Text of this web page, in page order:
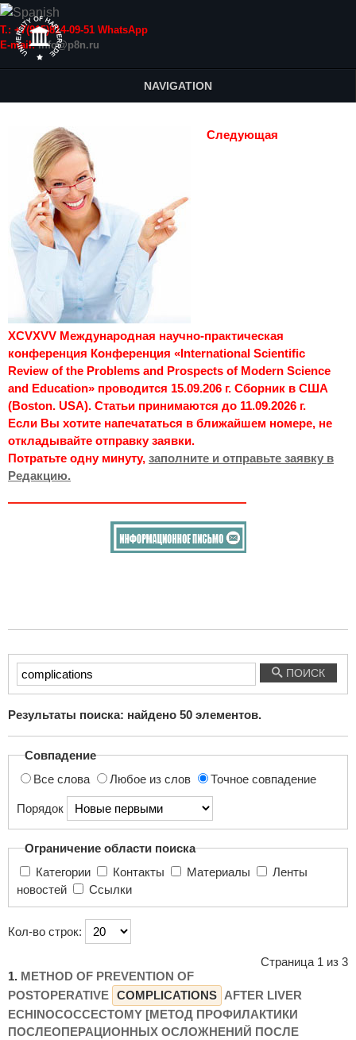
Т.: +7(915)814-09-51 WhatsApp
E-mail:info@p8n.ru
NAVIGATION
Следующая
XCVXVV Международная научно-практическая
конференция Конференция «International Scientific
Review of the Problems and Prospects of Modern Science
and Education» проводится 15.09.206 г. Сборник в США
(Boston. USA). Статьи принимаются до 11.09.2026 г.
Если Вы хотите напечататься в ближайшем номере, не
откладывайте отправку заявки.
Потратьте одну минуту, заполните и отправьте заявку в
Редакцию.
Введите
текст
поиска...
ПОИСК
Результаты поиска: найдено 50 элементов.
Совпадение
Все слова
Любое из слов Точное совпадение
Порядок
Ограничение области поиска
Категории
Контакты Материалы
новостей
Ссылки
Кол-во строк:
Страница 1 из 3
1. METHOD OF PREVENTION OF
POSTOPERATIVE COMPLICATIONS AFTER LIVER
ECHINOCOCCECTOMY [МЕТОД ПРОФИЛАКТИКИ
ПОСЛЕОПЕРАЦИОННЫХ ОСЛОЖНЕНИЙ ПОСЛЕ